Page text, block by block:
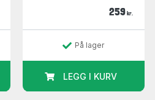
259 kr.
På lager
LEGG I KURV